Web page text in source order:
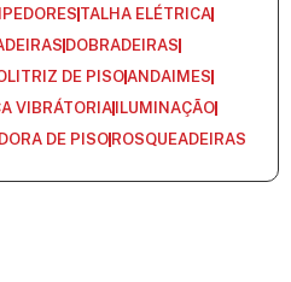
TALHA ELÉTRICA
DOBRADEIRAS
DE PISOANDAIMES
VIBRÁTORIA ILUMINAÇÃO
DE PISO ROSQUEADEIRAS